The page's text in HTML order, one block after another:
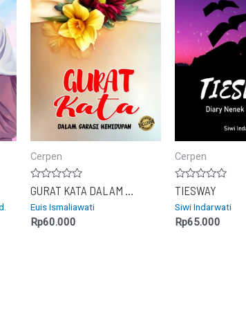
Cerpen
Dinilai
0
dari
5
Euis Ismaliawati
Rp60.000
Cerpen
Dinilai
0
dari
5
TIESWAY
Siwi Indarwati
Rp65.000